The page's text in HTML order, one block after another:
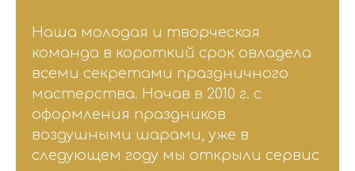
Наша молодая и творческая
команда в короткий срок овладела
всеми секретами праздничного
мастерства. Начав в 2010 г. с
оформления праздников
воздушными шарами, уже в
следующем году мы открыли сервис